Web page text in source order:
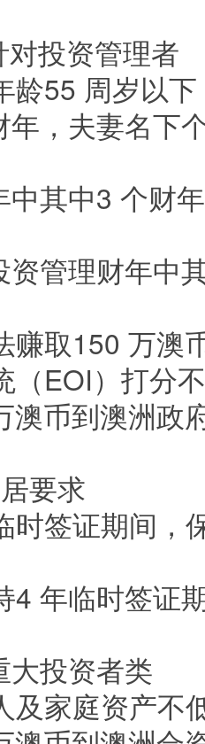
投资管理者
龄55 周岁以
年，夫妻名下
中其中3 个财
资管理财年中
赚取150 万澳
（EOI）打分
澳币到澳洲政
要求
时签证期间，
4 年临时签证
投资者类
及家庭资产不